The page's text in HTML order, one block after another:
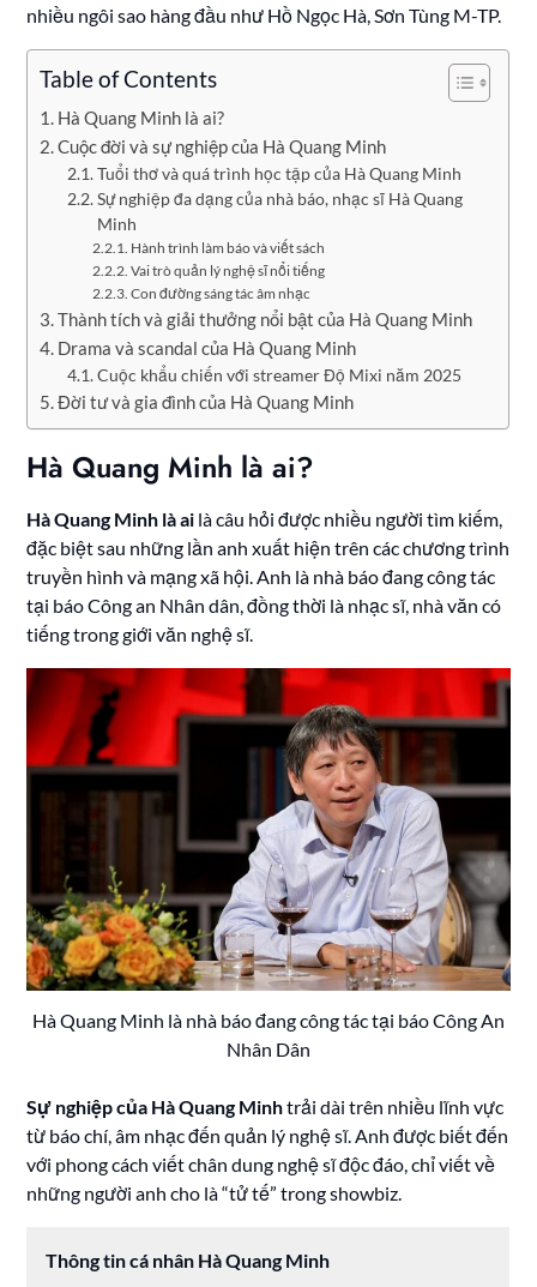
nhiều ngôi sao hàng đầu như Hồ Ngọc Hà, Sơn Tùng M-TP.
Table of Contents
Hà Quang Minh là ai?
Cuộc đời và sự nghiệp của Hà Quang Minh
Tuổi thơ và quá trình học tập của Hà Quang Minh
Sự nghiệp đa dạng của nhà báo, nhạc sĩ Hà Quang
Minh
Hành trình làm báo và viết sách
Vai trò quản lý nghệ sĩ nổi tiếng
Con đường sáng tác âm nhạc
Thành tích và giải thưởng nổi bật của Hà Quang Minh
Drama và scandal của Hà Quang Minh
Cuộc khẩu chiến với streamer Độ Mixi năm 2025
Đời tư và gia đình của Hà Quang Minh
Hà Quang Minh là ai?
Hà Quang Minh là ai là câu hỏi được nhiều người tìm kiếm,
đặc biệt sau những lần anh xuất hiện trên các chương trình
truyền hình và mạng xã hội. Anh là nhà báo đang công tác
tại báo Công an Nhân dân, đồng thời là nhạc sĩ, nhà văn có
tiếng trong giới văn nghệ sĩ.
Hà Quang Minh là nhà báo đang công tác tại báo Công An
Nhân Dân
Sự nghiệp của Hà Quang Minhtrải dài trên nhiều lĩnh vực
từ báo chí, âm nhạc đến quản lý nghệ sĩ. Anh được biết đến
với phong cách viết chân dung nghệ sĩ độc đáo, chỉ viết về
những người anh cho là “tử tế” trong showbiz.
Thông tin cá nhân Hà Quang Minh